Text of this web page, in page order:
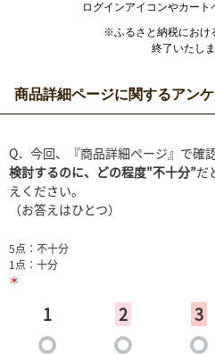
ログインアイコンやカート
※ふるさと納税におけ
終了いたしま
商品詳細ページに関するアンケ